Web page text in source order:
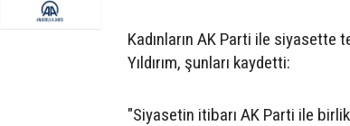
Kadınların AK Parti ile siyasette
Yıldırım, şunları kaydetti:
"Siyasetin itibarı AK Parti ile